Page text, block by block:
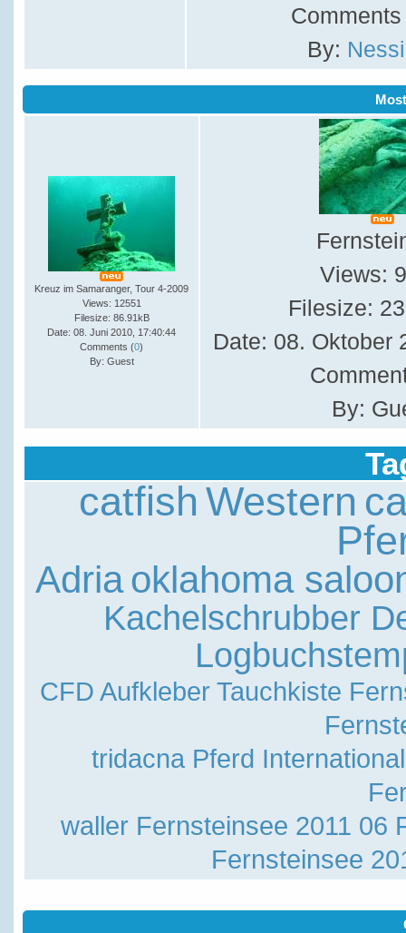
Comments
By:
Kreuz im Samaranger, Tour 4-2009
Views: 12551
Filesize: 86.91kB
Date: 08. Juni 2010, 17:40:44
Comments (0)
By: Guest
Views:
Filesize:
Date: 08. Oktober
By:
catfish Western
Adria oklahoma
Kachelschrubber
CFD Aufkleber Tauchkiste
tridacna Pferd International
waller Fernsteinsee 2011 06
Fernsteinsee